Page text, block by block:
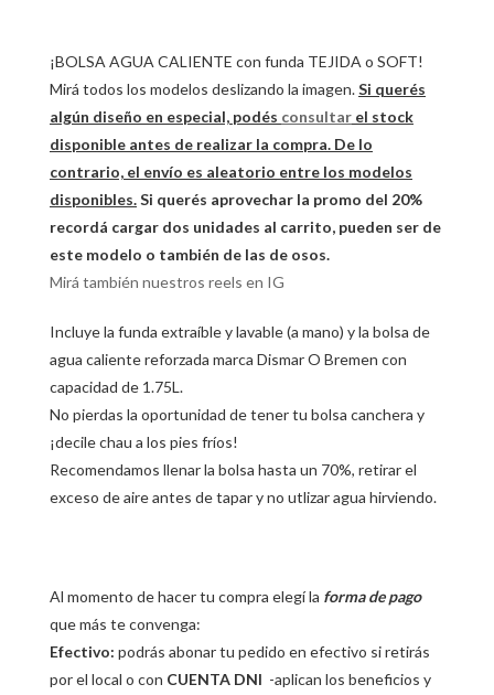
¡BOLSA AGUA CALIENTE con funda TEJIDA o SOFT!
Mirá todos los modelos deslizando la imagen.Si querés
algún diseño en especial, podés consultar el stock
disponible antes de realizar la compra. De lo
contrario, el envío es aleatorio entre los modelos
disponibles.Si querés aprovechar la promo del 20%
recordá cargar dos unidades al carrito, pueden ser de
este modelo o también de las de osos.
Mirá también nuestros reels en IG
Incluye la funda extraíble y lavable (a mano) y la bolsa de
agua caliente reforzada marca Dismar O Bremen con
capacidad de 1.75L.
No pierdas la oportunidad de tener tu bolsa canchera y
¡decile chau a los pies fríos!
Recomendamos llenar la bolsa hasta un 70%, retirar el
exceso de aire antes de tapar y no utlizar agua hirviendo.
Al momento de hacer tu compra elegí la forma de pago
que más te convenga:
Efectivo: podrás abonar tu pedido en efectivo si retirás
por el local o con CUENTA DNI -aplican los beneficios y